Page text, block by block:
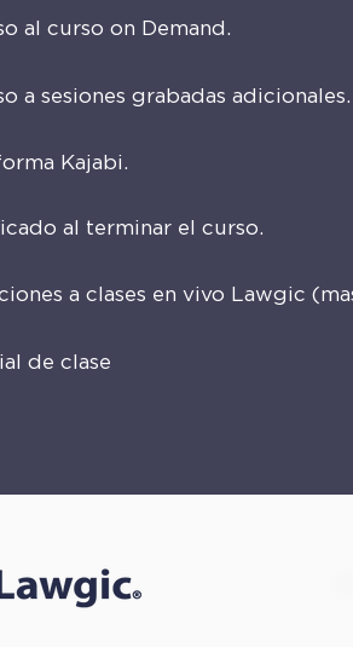
al curso on Demand.
a sesiones grabadas adicionales.
Kajabi.
al terminar el curso.
a clases en vivo Lawgic
de clase